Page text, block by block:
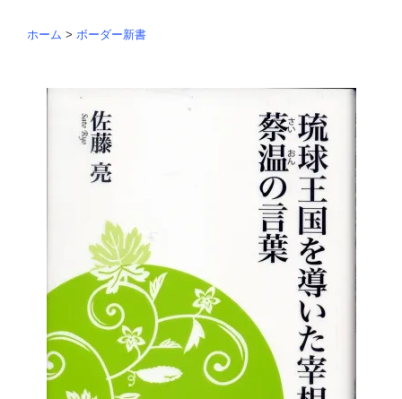
ホーム > ボーダー新書